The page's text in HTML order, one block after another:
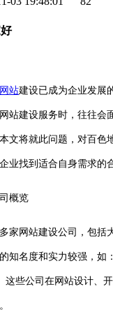
网站建设已成为企业发展
站建设服务时，往往会
文将就此问题，对百色
业找到适合自身需求的
概览
家网站建设公司，包括
知名度和实力较强，如
这些公司在网站设计、